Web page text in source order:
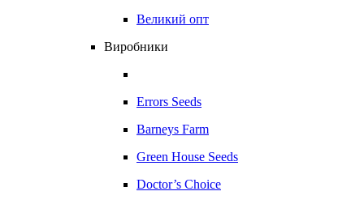
Великий опт
Виробники
Errors Seeds
Barneys Farm
Green House Seeds
Doctor’s Choice